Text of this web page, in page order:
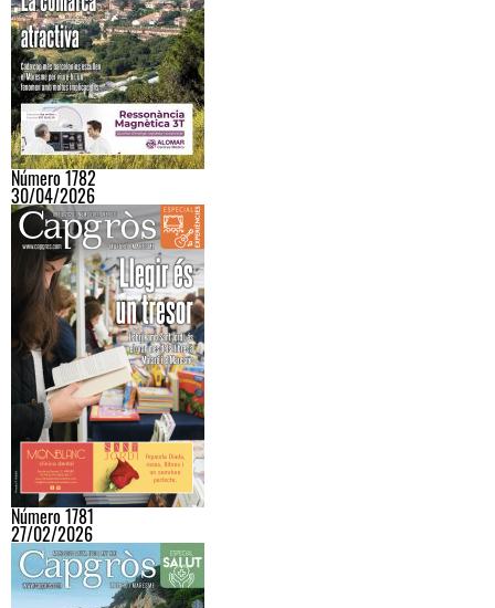
Número 1782
30/04/2026
Número 1781
27/02/2026